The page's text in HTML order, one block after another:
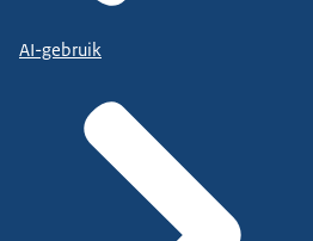
AI-gebruik